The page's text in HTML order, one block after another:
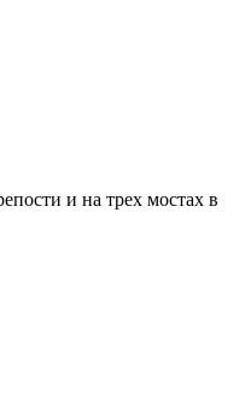
и на трех мостах в